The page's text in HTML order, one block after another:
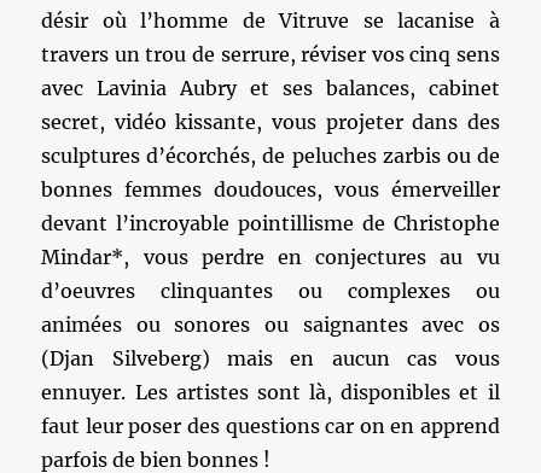
désir où l’homme de Vitruve se lacanise à
travers un trou de serrure, réviser vos cinq sens
avec Lavinia Aubry et ses balances, cabinet
secret, vidéo kissante, vous projeter dans des
sculptures d’écorchés, de peluches zarbis ou de
bonnes femmes doudouces, vous émerveiller
devant l’incroyable pointillisme de Christophe
Mindar*, vous perdre en conjectures au vu
d’oeuvres clinquantes ou complexes ou
animées ou sonores ou saignantes avec os
(Djan Silveberg) mais en aucun cas vous
ennuyer. Les artistes sont là, disponibles et il
faut leur poser des questions car on en apprend
parfois de bien bonnes !